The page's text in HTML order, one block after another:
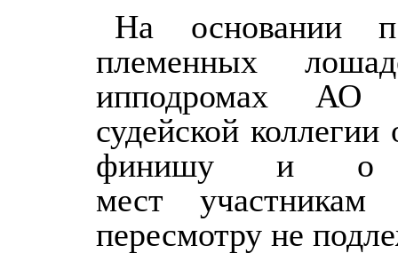
На основании
племенных
ипподромах АО
судейской
финишу и о
мест
пересмотру не